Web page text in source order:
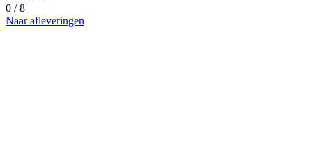
0 / 8
Naar afleveringen